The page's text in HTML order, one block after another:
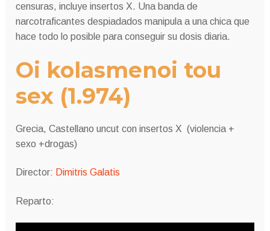
censuras, incluye insertos X. Una banda de
narcotraficantes despiadados manipula a una chica que
hace todo lo posible para conseguir su dosis diaria.
Oi kolasmenoi tou
sex (1.974)
Grecia, Castellano uncut con insertos X (violencia +
sexo +drogas)
Director: Dimitris Galatis
Reparto: